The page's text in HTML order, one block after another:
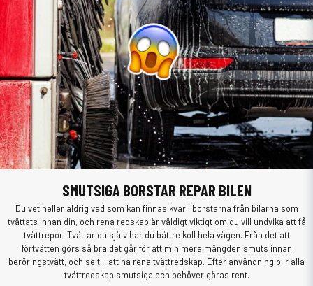
SMUTSIGA BORSTAR REPAR BILEN
Du vet heller aldrig vad som kan finnas kvar i borstarna från bilarna som
tvättats innan din, och rena redskap är väldigt viktigt om du vill undvika att få
tvättrepor. Tvättar du själv har du bättre koll hela vägen. Från det att
förtvätten görs så bra det går för att minimera mängden smuts innan
beröringstvätt, och se till att ha rena tvättredskap. Efter användning blir alla
tvättredskap smutsiga och behöver göras rent.